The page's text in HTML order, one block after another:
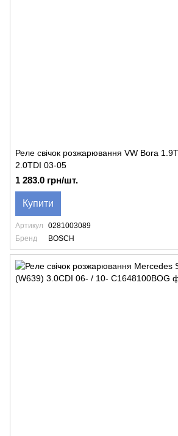
Реле свічок розжарювання VW Bora
2.0TDI 03-05
1 283.0 грн/шт.
Купити
Артикул
0281003089
Бренд
BOSCH